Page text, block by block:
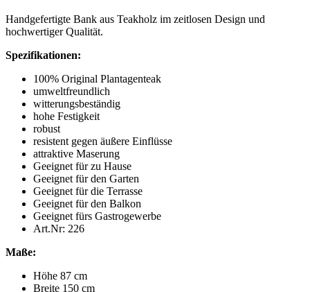
Handgefertigte Bank aus Teakholz im zeitlosen Design und
hochwertiger Qualität.
Spezifikationen:
100% Original Plantagenteak
umweltfreundlich
witterungsbeständig
hohe Festigkeit
robust
resistent gegen äußere Einflüsse
attraktive Maserung
Geeignet für zu Hause
Geeignet für den Garten
Geeignet für die Terrasse
Geeignet für den Balkon
Geeignet fürs Gastrogewerbe
Art.Nr: 226
Maße:
Höhe 87 cm
Breite 150 cm